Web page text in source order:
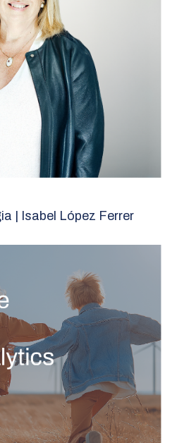
| Isabel López Ferrer